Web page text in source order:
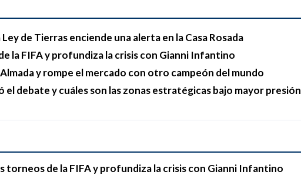
de Tierras enciende una alerta en la Casa Rosada
la FIFA y profundiza la crisis con Gianni Infantino
y rompe el mercado con otro campeón del mundo
debate y cuáles son las zonas estratégicas bajo mayor presión
torneos de la FIFA y profundiza la crisis con Gianni Infantino